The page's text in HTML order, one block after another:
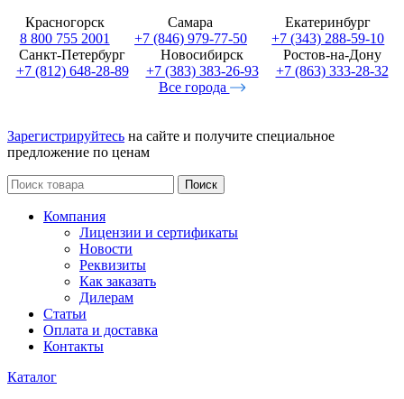
Красногорск
8 800 755 2001
Самара
+7 (846) 979-77-50
Екатеринбург
+7 (343) 288-59-10
Санкт-Петербург
+7 (812) 648-28-89
Новосибирск
+7 (383) 383-26-93
Ростов-на-Дону
+7 (863) 333-28-32
Все города
Зарегистрируйтесь на сайте и получите специальное
предложение по ценам
Поиск
Компания
Лицензии и сертификаты
Новости
Реквизиты
Как заказать
Дилерам
Статьи
Оплата и доставка
Контакты
Каталог